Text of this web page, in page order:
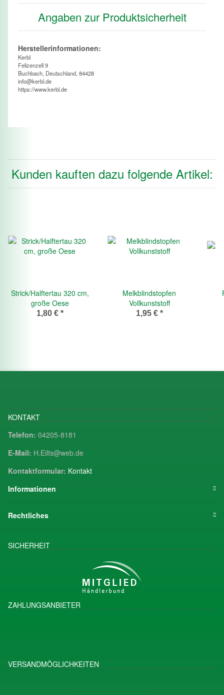
Angaben zur Produktsicherheit
Herstellerinformationen:
Kerbl
Felizenzell 9
Buchbach, Deutschland, 84428
info@kerbl.de
https://www.kerbl.de
Kunden kauften dazu folgende Artikel:
Strick/Halftertau 320 cm,
große Oese
1,80 € *
Melkblindstopfen
Vollkunststoff
1,95 € *
KONTAKT
Telefon: 04205-8181
E-Mail: H.Eilts@web.de
Kontaktformular: Kontakt
Informationen
Rechtliches
SICHERHEIT
ZAHLUNGSANBIETER
VERSANDMÖGLICHKEITEN